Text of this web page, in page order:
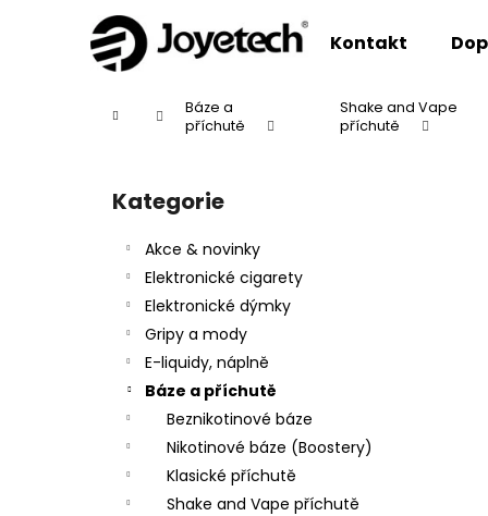
Kontakt
Domů
Báze a
příchutě
Shake and Vape
příchutě
Přeskočit
kategorie
Kategorie
Akce & novinky
Elektronické cigarety
Elektronické dýmky
Gripy a mody
E-liquidy, náplně
Báze a příchutě
Beznikotinové báze
Nikotinové báze (Boostery)
Klasické příchutě
Shake and Vape příchutě
Zpět
Zpět
JOYETECH BF SS316 ATOMIZER 0,6OHM